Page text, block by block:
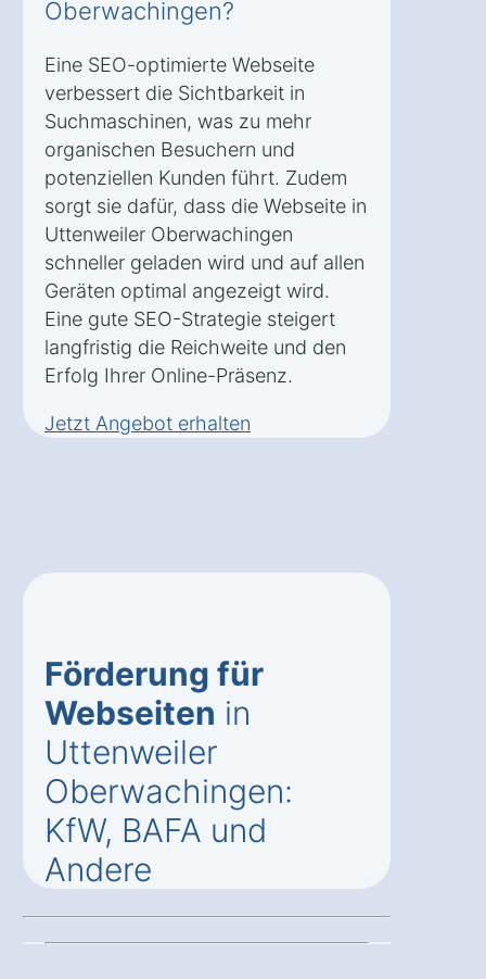
Oberwachingen?
Eine SEO-optimierte Webseite
verbessert die Sichtbarkeit in
Suchmaschinen, was zu mehr
organischen Besuchern und
potenziellen Kunden führt. Zudem
sorgt sie dafür, dass die Webseite in
Uttenweiler Oberwachingen
schneller geladen wird und auf allen
Geräten optimal angezeigt wird.
Eine gute SEO-Strategie steigert
langfristig die Reichweite und den
Erfolg Ihrer Online-Präsenz.
Jetzt Angebot erhalten
Förderung für
Webseiten in
Uttenweiler
Oberwachingen:
KfW, BAFA und
Andere